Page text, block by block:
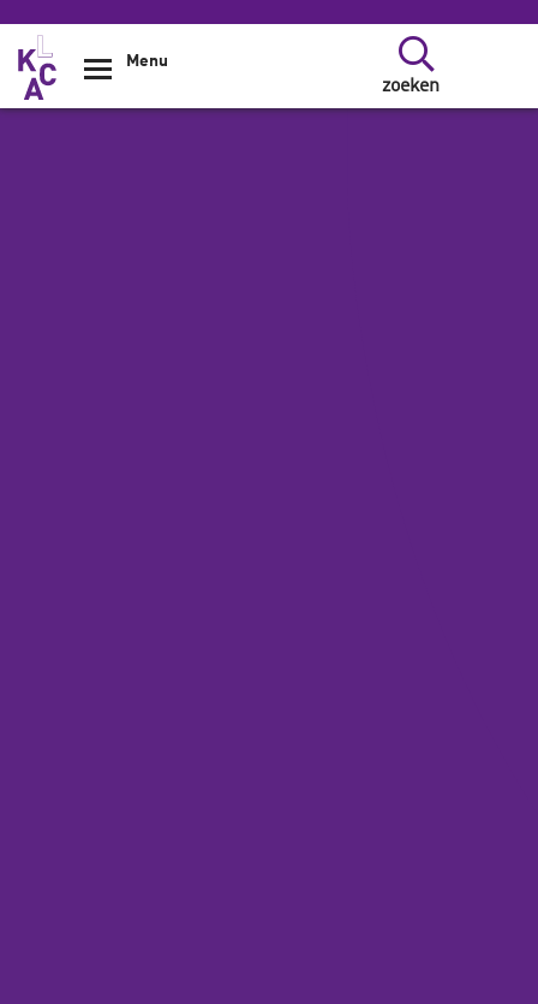
Overslaan en naar de inhoud gaan
zoeken
Menu